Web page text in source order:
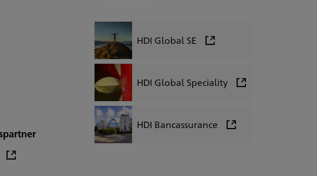
HDI Global SE
HDI Global Speciality
HDI Bancassurance